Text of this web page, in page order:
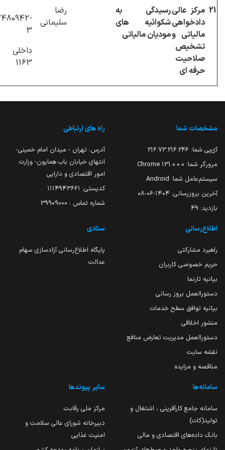
21 مرکز عالی
دادخواهی
مالیاتی و
تشخیص
صلاحیت
حرفه ای
رسیدگی به
شکوائیه های
مودیان مالیاتی
رضا
سلیمانی
3
1163
مشخصات شما
آی‌پی شما: 216.73.216.246
مرورگر شما: 131.0.0.0 Chrome
سیستم‌عامل شما: Android
آخرین بروزرسانی: ۱۴۰۴-۰۶-۰۸
بازدید: 49
راه های ارتباطی
آدرس: تهران - میدان امام خمینی-
انتهای خیابان باب همایون- وزارت
امور اقتصادی و دارایی
کدپستی: ۱۱۱۴۹۴۳۶۶۱
شماره تماس : 39909000
اطلاع‌رسانی
راهبرد مشارکتی
حریم خصوصی کاربران
بیانیه تارنما
دستورالعمل بروز رسانی
بیانیه توافق سطح خدمات
منشور اخلاقی
دستورالعمل مدیریت تعارض منافع
نقشه سایت
مناقصه و مزایده
ستادی
پایگاه اطلاع‌رسانی آزادسازی سهام
عدالت
سامانه‌ها
سامانه جامع کارآفرینی ، اشتغال و
تولید(کات)
بانک داده‌های اقتصادی و مالی
سایر پیوندها
مرکز ملی رقابت
دبیرخانه شورای عالی سلامت و
امنیت غذایی